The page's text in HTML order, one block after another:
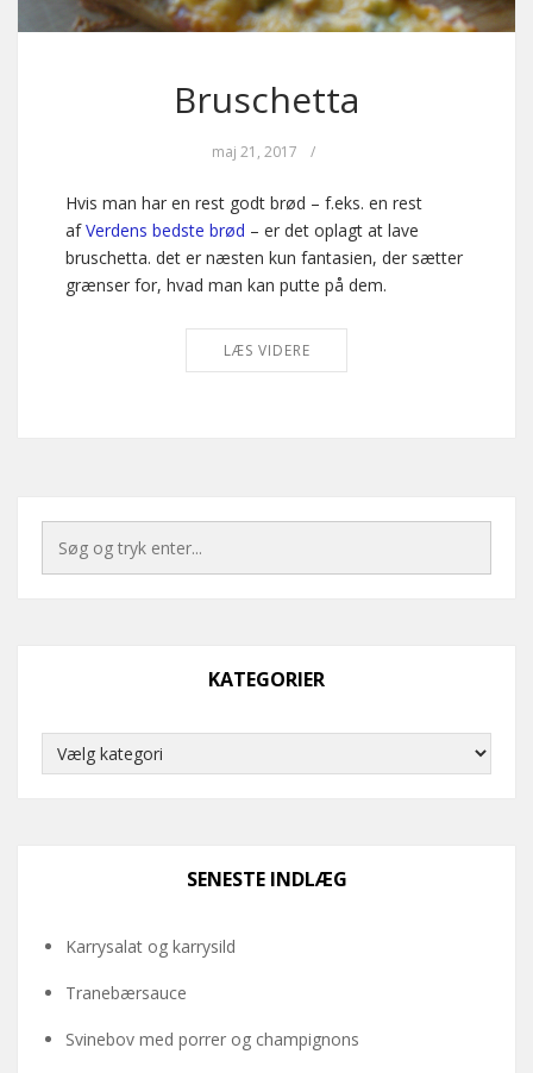
Bruschetta
maj 21, 2017 /
Hvis man har en rest godt brød – f.eks. en rest
af Verdens bedste brød – er det oplagt at lave
bruschetta. det er næsten kun fantasien, der sætter
grænser for, hvad man kan putte på dem.
LÆS VIDERE
KATEGORIER
Kategorier
SENESTE INDLÆG
Karrysalat og karrysild
Tranebærsauce
Svinebov med porrer og champignons